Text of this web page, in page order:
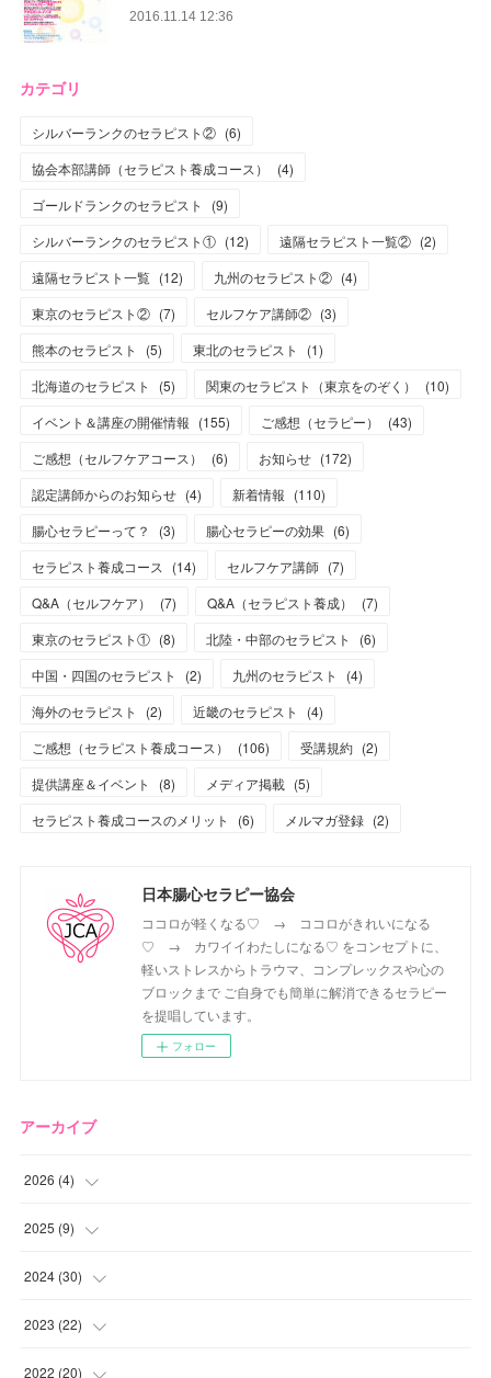
2016.11.14 12:36
カテゴリ
シルバーランクのセラピスト② (6)
協会本部講師（セラピスト養成コース）
(4)
ゴールドランクのセラピスト
(9)
シルバーランクのセラピスト① (12) 遠隔セラピスト一覧② (2)
遠隔セラピスト一覧 (12) 九州のセラピスト② (4)
東京のセラピスト② (7) セルフケア講師② (3)
熊本のセラピスト
(5) 東北のセラピスト (1)
北海道のセラピスト
(5) 関東のセラピスト（東京をのぞく） (10)
イベント＆講座の開催情報 (155) ご感想（セラピー） (43)
ご感想（セルフケアコース）
(6) お知らせ (172)
認定講師からのお知らせ (4) 新着情報 (110)
腸心セラピーって？
(3) 腸心セラピーの効果 (6)
セラピスト養成コース
(14) セルフケア講師 (7)
Q&A（セルフケア）
(7) Q&A（セラピスト養成） (7)
東京のセラピスト① (8) 北陸・中部のセラピスト (6)
中国・四国のセラピスト
(2) 九州のセラピスト (4)
海外のセラピスト
(2) 近畿のセラピスト (4)
ご感想（セラピスト養成コース）
(106) 受講規約 (2)
提供講座＆イベント
(8) メディア掲載 (5)
セラピスト養成コースのメリット
(6) メルマガ登録 (2)
日本腸心セラピー協会
ココロが軽くなる♡ → ココロがきれいになる
♡ → カワイイわたしになる♡ をコンセプトに、
軽いストレスからトラウマ、コンプレックスや心の
ブロックまで ご自身でも簡単に解消できるセラピー
を提唱しています。
フォロー
アーカイブ
2026 (4)
( )
(1
(1
2025 (9)
(2
(2
(1
2024 (30)
(4
(1
2023 (22)
(1
2022 (20)